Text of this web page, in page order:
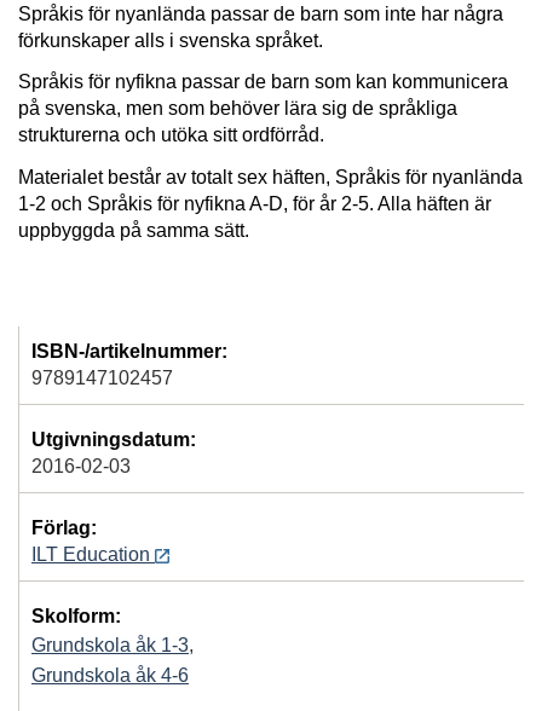
Språkis för nyanlända passar de barn som inte har några
förkunskaper alls i svenska språket.
Språkis för nyfikna passar de barn som kan kommunicera
på svenska, men som behöver lära sig de språkliga
strukturerna och utöka sitt ordförråd.
Materialet består av totalt sex häften, Språkis för nyanlända
1-2 och Språkis för nyfikna A-D, för år 2-5. Alla häften är
uppbyggda på samma sätt.
ISBN-/artikelnummer:
9789147102457
Utgivningsdatum:
2016-02-03
Förlag:
ILT Education
Skolform:
Grundskola åk 1-3,
Grundskola åk 4-6